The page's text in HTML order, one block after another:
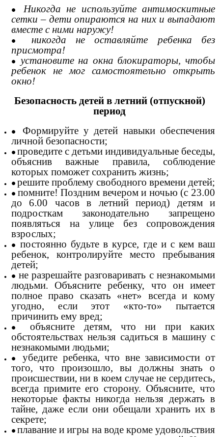
Никогда не используйте антимоскитные
сетки – дети опираются на них и выпадают
вместе с ними наружу!
никогда не оставляйте ребенка без
присмотра!
установите на окна блокираторы, чтобы
ребенок не мог самостоятельно открыть
окно!
Безопасность детей в летний (отпускной)
период
Формируйте у детей навыки обеспечения
личной безопасности;
проведите с детьми индивидуальные беседы,
объяснив важные правила, соблюдение
которых поможет сохранить жизнь;
решите проблему свободного времени детей;
помните! Поздним вечером и ночью (с 23.00
до 6.00 часов в летний период) детям и
подросткам законодательно запрещено
появляться на улице без сопровождения
взрослых;
постоянно будьте в курсе, где и с кем ваш
ребенок, контролируйте место пребывания
детей;
не разрешайте разговаривать с незнакомыми
людьми. Объясните ребенку, что он имеет
полное право сказать «нет» всегда и кому
угодно, если этот «кто-то» пытается
причинить ему вред;
объясните детям, что ни при каких
обстоятельствах нельзя садиться в машину с
незнакомыми людьми;
убедите ребенка, что вне зависимости от
того, что произошло, вы должны знать о
происшествии, ни в коем случае не сердитесь,
всегда примите его сторону. Объясните, что
некоторые факты никогда нельзя держать в
тайне, даже если они обещали хранить их в
секрете;
плавание и игры на воде кроме удовольствия